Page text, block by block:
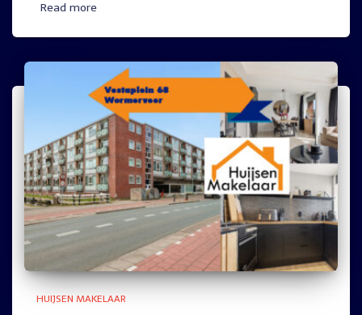
Read more
HUIJSEN MAKELAAR